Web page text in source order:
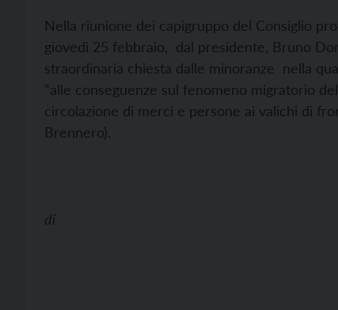
Nella riunione dei capigruppo del Consiglio
giovedì 25 febbraio, dal presidente, Bruno
straordinaria chiesta dalle minoranze nella
“alle conseguenze sul fenomeno migratorio
circolazione di merci e persone ai valichi di
Brennero).
di